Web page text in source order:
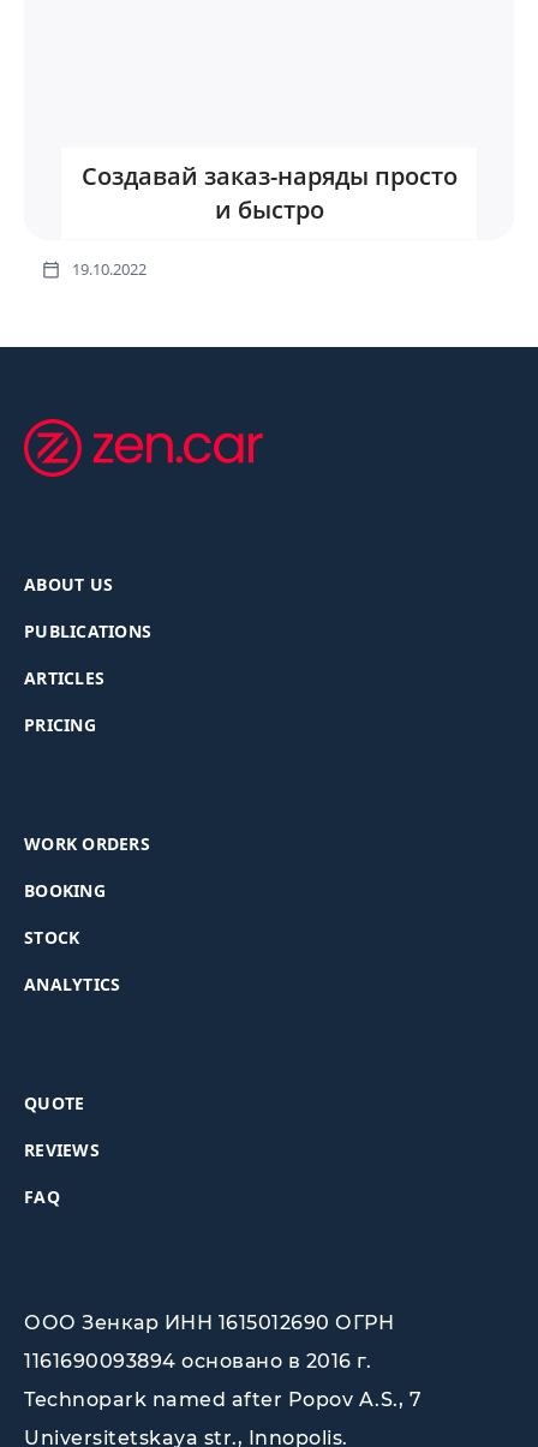
Создавай заказ-наряды просто
и быстро
19.10.2022
ABOUT US
PUBLICATIONS
ARTICLES
PRICING
WORK ORDERS
BOOKING
STOCK
ANALYTICS
QUOTE
REVIEWS
FAQ
ООО Зенкар ИНН 1615012690 ОГРН
1161690093894 основано в 2016 г.
Technopark named after Popov A.S., 7
Universitetskaya str., Innopolis.